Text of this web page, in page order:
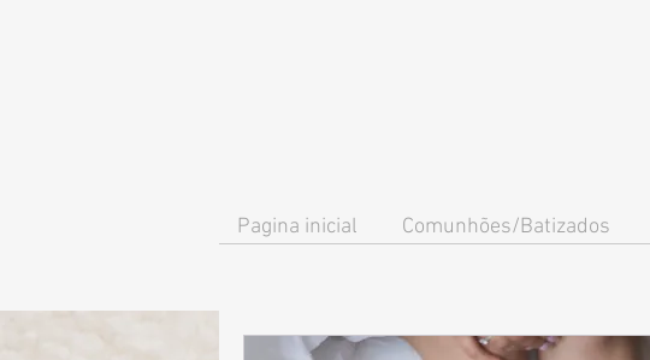
Pagina inicial Comunhões/Batizados